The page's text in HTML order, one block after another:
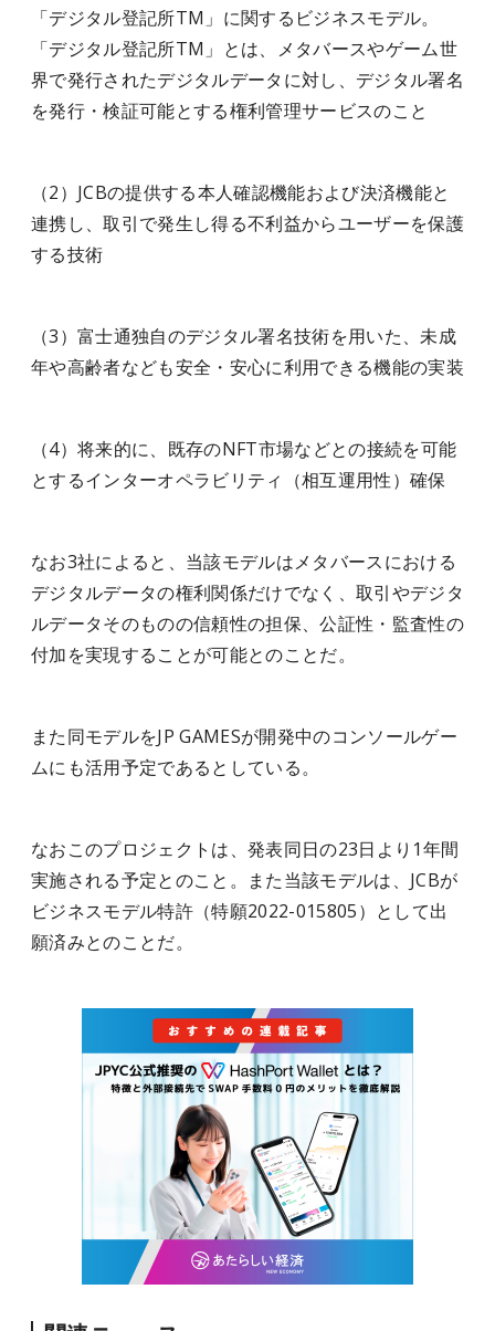
「デジタル登記所TM」に関するビジネスモデル。
「デジタル登記所TM」とは、メタバースやゲーム世
界で発行されたデジタルデータに対し、デジタル署名
を発行・検証可能とする権利管理サービスのこと
（2）JCBの提供する本人確認機能および決済機能と
連携し、取引で発生し得る不利益からユーザーを保護
する技術
（3）富士通独自のデジタル署名技術を用いた、未成
年や高齢者なども安全・安心に利用できる機能の実装
（4）将来的に、既存のNFT市場などとの接続を可能
とするインターオペラビリティ（相互運用性）確保
なお3社によると、当該モデルはメタバースにおける
デジタルデータの権利関係だけでなく、取引やデジタ
ルデータそのものの信頼性の担保、公証性・監査性の
付加を実現することが可能とのことだ。
また同モデルをJP GAMESが開発中のコンソールゲー
ムにも活用予定であるとしている。
なおこのプロジェクトは、発表同日の23日より1年間
実施される予定とのこと。また当該モデルは、JCBが
ビジネスモデル特許（特願2022-015805）として出
願済みとのことだ。